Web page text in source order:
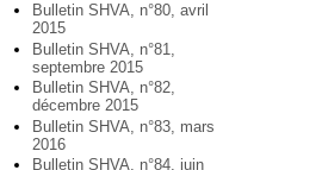
Bulletin SHVA, n°80, avril
2015
Bulletin SHVA, n°81,
septembre 2015
Bulletin SHVA, n°82,
décembre 2015
Bulletin SHVA, n°83, mars
2016
Bulletin SHVA, n°84, juin